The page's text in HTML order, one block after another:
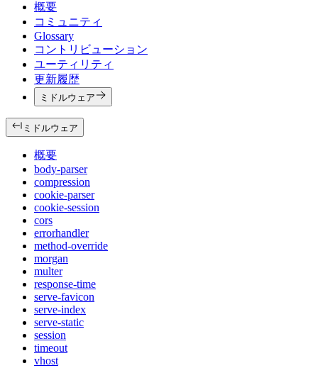
概要
コミュニティ
Glossary
コントリビューション
ユーティリティ
更新履歴
ミドルウェア
ミドルウェア
概要
body-parser
compression
cookie-parser
cookie-session
cors
errorhandler
method-override
morgan
multer
response-time
serve-favicon
serve-index
serve-static
session
timeout
vhost